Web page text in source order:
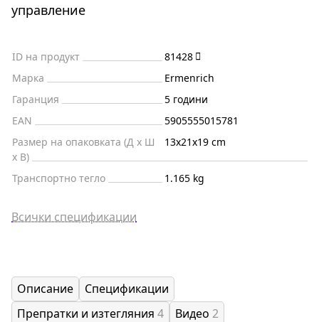
управление
ID на продукт
81428
Марка
Ermenrich
Гаранция
5 години
EAN
5905555015781
Размер на опаковката (Д x Ш
x В)
13x21x19 cm
Транспортно тегло 1.165 kg
Всички спецификации
Описание
Спецификации
Препратки и изтегляния 4 Видео 2